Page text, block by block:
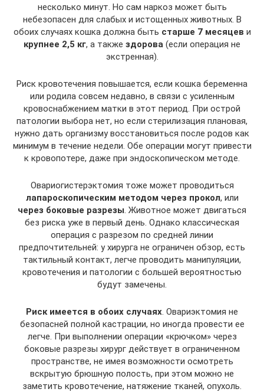
несколько минут. Но сам наркоз может быть
небезопасен для слабых и истощенных животных. В
обоих случаях кошка должна быть старше 7 месяцев и
крупнее 2,5 кг, а также здорова (если операция не
экстренная).
Риск кровотечения повышается, если кошка беременна
или родила совсем недавно, в связи с усиленным
кровоснабжением матки в этот период. При острой
патологии выбора нет, но если стерилизация плановая,
нужно дать организму восстановиться после родов как
минимум в течение недели. Обе операции могут привести
к кровопотере, даже при эндоскопическом методе.
Овариогистерэктомия тоже может проводиться
лапароскопическим методом через прокол, или
через боковые разрезы. Животное может двигаться
без риска уже в первый день. Однако классическая
операция с разрезом по средней линии
предпочтительней: у хирурга не ограничен обзор, есть
тактильный контакт, легче проводить манипуляции,
кровотечения и патологии с большей вероятностью
будут замечены.
Риск имеется в обоих случаях. Овариэктомия не
безопасней полной кастрации, но иногда провести ее
легче. При выполнении операции «крючком» через
боковые разрезы хирург действует в ограниченном
пространстве, не имея возможности осмотреть
вскрытую брюшную полость, при этом можно не
заметить кровотечение, натяжение тканей, опухоль.